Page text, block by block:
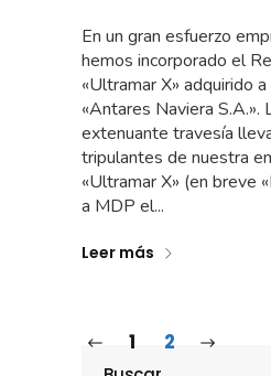
En un gran esfuerzo
hemos incorporado el
«Ultramar X» adquirido
«Antares Naviera S.A.».
extenuante travesía
tripulantes de nuestra
«Ultramar X» (en breve
a MDP el...
Leer más
1 2